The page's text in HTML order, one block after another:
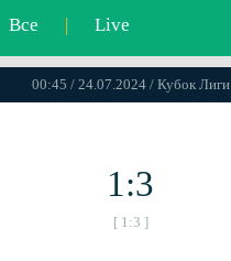
Все | Live
00:45 / 24.07.2024 / Кубок Лиги
1:3
[ 1:3 ]